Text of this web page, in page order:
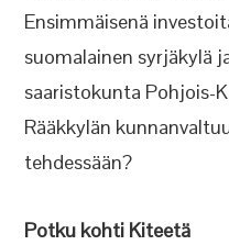
Ensimmäisenä
suomalainen syrjäkylä
saaristokunta Pohjois-
Rääkkylän
tehdessään?
Potku kohti Kiteetä